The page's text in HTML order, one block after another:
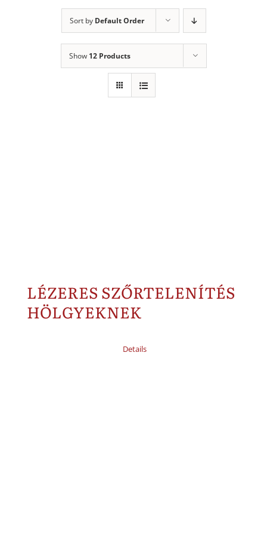
Sort by Default Order
Show 12 Products
LÉZERES SZŐRTELENÍTÉS
HÖLGYEKNEK
Details